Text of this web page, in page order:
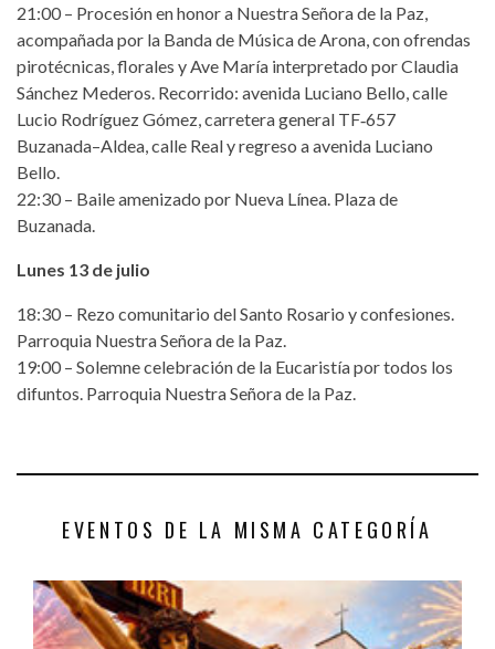
21:00 – Procesión en honor a Nuestra Señora de la Paz,
acompañada por la Banda de Música de Arona, con ofrendas
pirotécnicas, florales y Ave María interpretado por Claudia
Sánchez Mederos. Recorrido: avenida Luciano Bello, calle
Lucio Rodríguez Gómez, carretera general TF‑657
Buzanada–Aldea, calle Real y regreso a avenida Luciano
Bello.
22:30 – Baile amenizado por Nueva Línea. Plaza de
Buzanada.
Lunes 13 de julio
18:30 – Rezo comunitario del Santo Rosario y confesiones.
Parroquia Nuestra Señora de la Paz.
19:00 – Solemne celebración de la Eucaristía por todos los
difuntos. Parroquia Nuestra Señora de la Paz.
EVENTOS DE LA MISMA CATEGORÍA